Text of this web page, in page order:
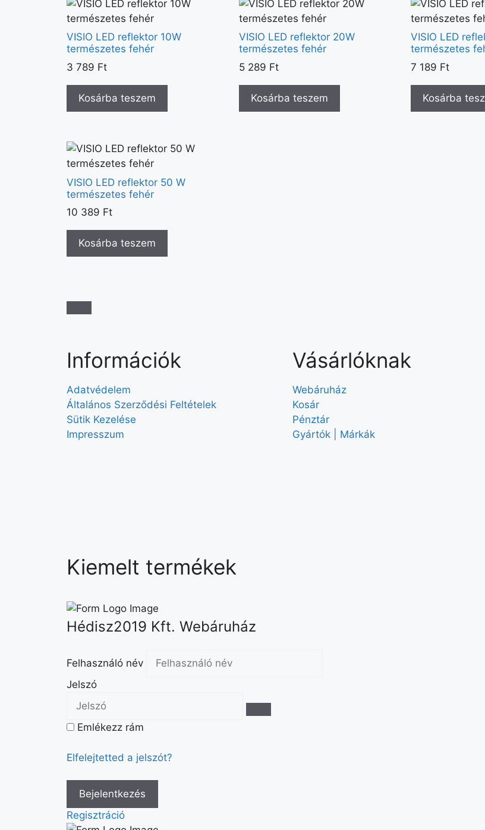
VISIO LED reflektor 10W
természetes fehér
3 789 Ft
Kosárba teszem
VISIO LED reflektor 20W
természetes fehér
5 289 Ft
Kosárba teszem
VISIO LED
természetes
7 189 Ft
Kosárba
VISIO LED reflektor 50 W
természetes fehér
10 389 Ft
Kosárba teszem
Információk
Adatvédelem
Általános Szerződési Feltételek
Sütik Kezelése
Impresszum
Vásárlóknak
Webáruház
Kosár
Pénztár
Gyártók | Márkák
Kiemelt termékek
Hédisz2019 Kft. Webáruház
Felhasználó név
Jelszó
Emlékezz rám
Elfelejtetted a jelszót?
Regisztráció